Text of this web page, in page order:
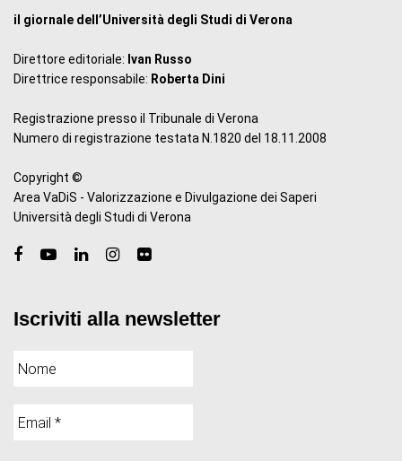
il giornale dell’Università degli Studi di Verona
Direttore editoriale: Ivan Russo
Direttrice responsabile: Roberta Dini
Registrazione presso il Tribunale di Verona
Numero di registrazione testata N.1820 del 18.11.2008
Copyright ©
Area VaDiS - Valorizzazione e Divulgazione dei Saperi
Università degli Studi di Verona
Iscriviti alla newsletter